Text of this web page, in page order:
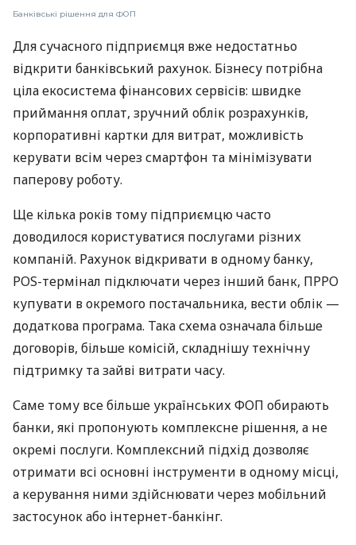
Банківські рішення для ФОП
Для сучасного підприємця вже недостатньо
відкрити банківський рахунок. Бізнесу потрібна
ціла екосистема фінансових сервісів: швидке
приймання оплат, зручний облік розрахунків,
корпоративні картки для витрат, можливість
керувати всім через смартфон та мінімізувати
паперову роботу.
Ще кілька років тому підприємцю часто
доводилося користуватися послугами різних
компаній. Рахунок відкривати в одному банку,
POS-термінал підключати через інший банк, ПРРО
купувати в окремого постачальника, вести облік —
додаткова програма. Така схема означала більше
договорів, більше комісій, складнішу технічну
підтримку та зайві витрати часу.
Саме тому все більше українських ФОП обирають
банки, які пропонують комплексне рішення, а не
окремі послуги. Комплексний підхід дозволяє
отримати всі основні інструменти в одному місці,
а керування ними здійснювати через мобільний
застосунок або інтернет-банкінг.